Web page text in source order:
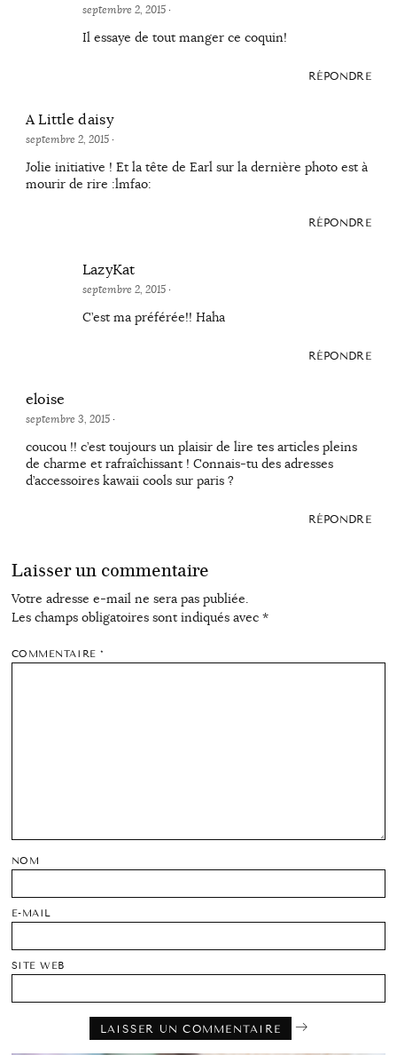
septembre 2, 2015·
Il essaye de tout manger ce coquin!
RÉPONDRE
A Little daisy
septembre 2, 2015·
Jolie initiative ! Et la tête de Earl sur la dernière photo est à
mourir de rire :lmfao:
RÉPONDRE
LazyKat
septembre 2, 2015·
C’est ma préférée!! Haha
RÉPONDRE
eloise
septembre 3, 2015·
coucou !! c’est toujours un plaisir de lire tes articles pleins
de charme et rafraîchissant ! Connais-tu des adresses
d’accessoires kawaii cools sur paris ?
RÉPONDRE
Laisser un commentaire
Votre adresse e-mail ne sera pas publiée.
Les champs obligatoires sont indiqués avec *
COMMENTAIRE*
NOM
E-MAIL
SITE WEB